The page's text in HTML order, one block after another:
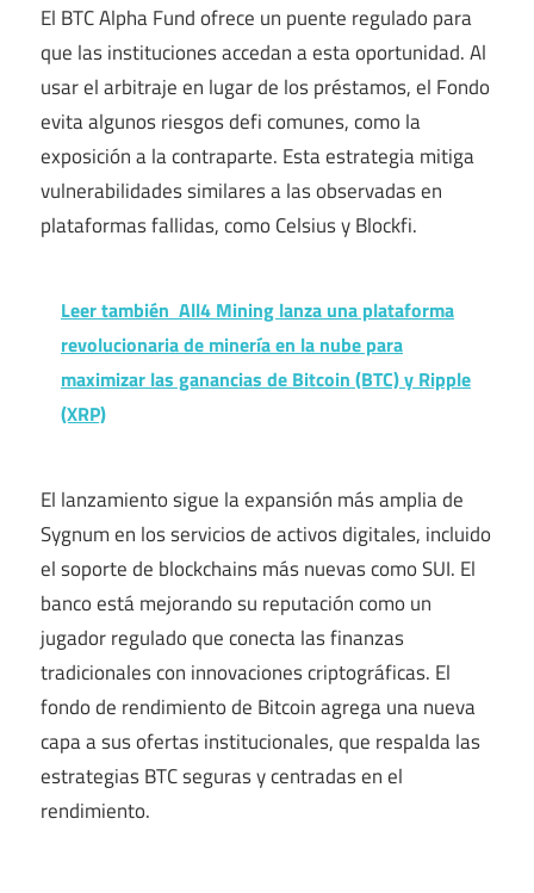
El BTC Alpha Fund ofrece un puente regulado para
que las instituciones accedan a esta oportunidad. Al
usar el arbitraje en lugar de los préstamos, el Fondo
evita algunos riesgos defi comunes, como la
exposición a la contraparte. Esta estrategia mitiga
vulnerabilidades similares a las observadas en
plataformas fallidas, como Celsius y Blockfi.
Leer también All4 Mining lanza una plataforma
revolucionaria de minería en la nube para
maximizar las ganancias de Bitcoin (BTC) y Ripple
(XRP)
El lanzamiento sigue la expansión más amplia de
Sygnum en los servicios de activos digitales, incluido
el soporte de blockchains más nuevas como SUI. El
banco está mejorando su reputación como un
jugador regulado que conecta las finanzas
tradicionales con innovaciones criptográficas. El
fondo de rendimiento de Bitcoin agrega una nueva
capa a sus ofertas institucionales, que respalda las
estrategias BTC seguras y centradas en el
rendimiento.